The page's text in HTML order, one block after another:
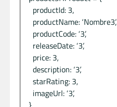
productId: 3,
productName: ‘Nombre3’,
productCode: ‘3’,
releaseDate: ‘3’,
price: 3,
description: ‘3’,
starRating: 3,
imageUrl: ‘3’,